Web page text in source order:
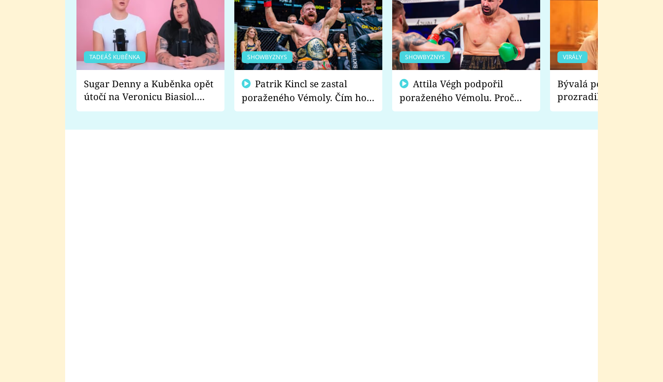
TADEÁŠ KUBĚNKA
Sugar Denny a Kuběnka opět
útočí na Veronicu Biasiol.
Proč je podle nich falešná a
SHOWBYZNYS
poraženého Vémoly. Čím ho
fanoušci naštvali?
SHOWBYZNYS
poraženého Vémolu. Proč
chce raději zápasit s ním než
VIRÁLY
Bývalá pornoherečka
prozradila, co ji
natáčení Euforie.